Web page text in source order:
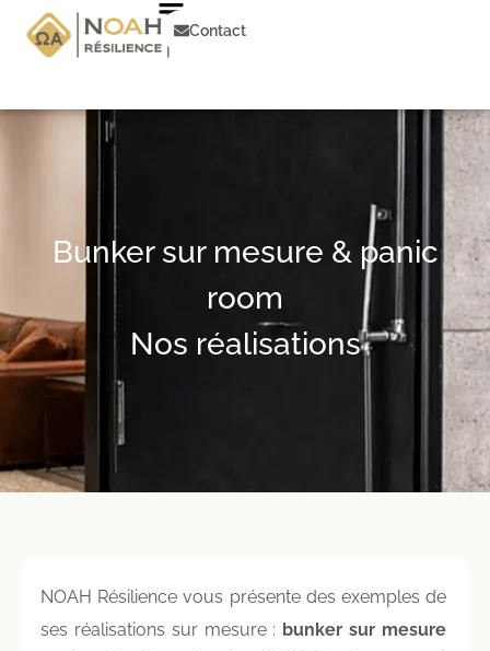
Aller
au
contenu
Contact
Bunker sur mesure & panic
room
Nos réalisations
NOAH Résilience vous présente des exemples de
ses réalisations sur mesure : bunker sur mesure